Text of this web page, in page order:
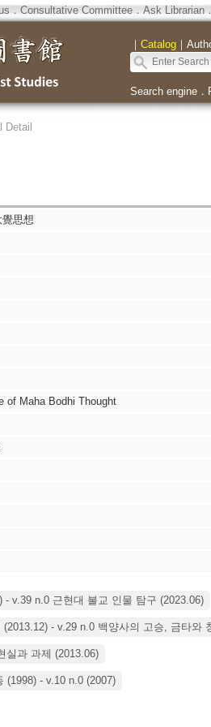
． Consultative Committee． Ask Librarian．
｜ Catalog｜
Search engine．
Detail
思想
of Maha Bodhi Thought
v.39 n.0 근현대 불교 인물 탐구 (2023.06)
- v.29 n.0 백양사의 고승, 금타와
실과 과제 (2013.06)
- v.10 n.0 (2007)